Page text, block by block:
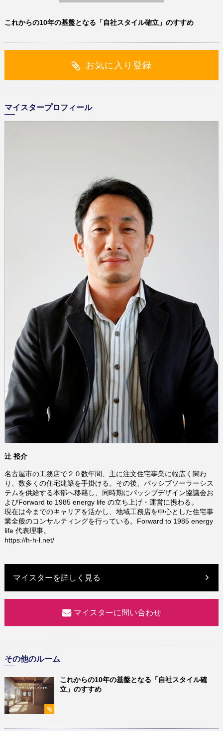
これからの10年の基盤となる「自社スタイル確立」のすすめ
お気に入り登録
マイスタープロフィール
辻󠄀 裕介
名古屋市の工務店で２０数年間、主に注文住宅事業に幅広く関わ
り、数多くの住宅建築を手掛ける。その後、パッシブソーラーシス
テムを供給する本部へ移籍し、同時期にパッシブデザイン協議会お
よびForward to 1985 energy life の立ち上げ・運営に携わる。
現在は今までのキャリアを活かし、地域工務店を中心とした住宅事
業全般のコンサルティングを行っている。Forward to 1985 energy
life 代表理事。
https://h-h-l.net/
マイスターを詳しく見る
マイスターに問い合わせ
その他のルーム
これからの10年の基盤となる「自社スタイル確
立」のすすめ